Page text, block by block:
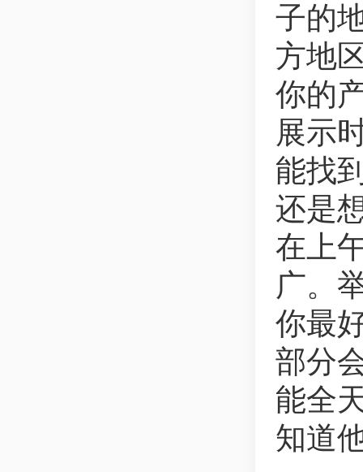
子的
方地
你的
展示
能找
还是
在上
广。
你最
部分
能全
知道